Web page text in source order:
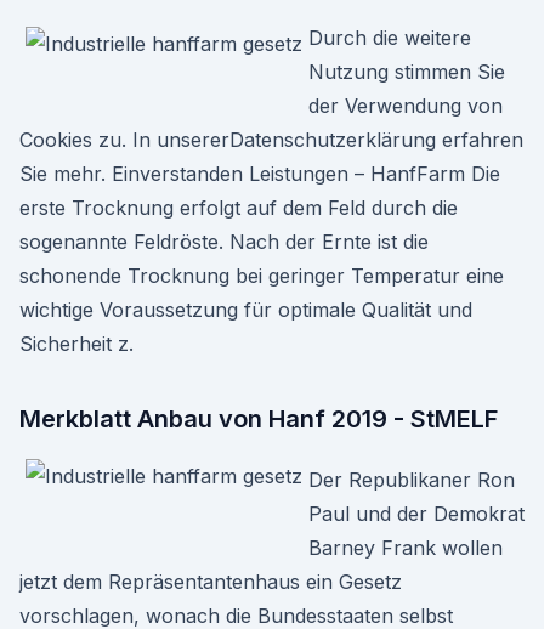
Durch die weitere
Nutzung stimmen Sie
der Verwendung von
Cookies zu. In unsererDatenschutzerklärung erfahren
Sie mehr. Einverstanden Leistungen – HanfFarm Die
erste Trocknung erfolgt auf dem Feld durch die
sogenannte Feldröste. Nach der Ernte ist die
schonende Trocknung bei geringer Temperatur eine
wichtige Voraussetzung für optimale Qualität und
Sicherheit z.
Merkblatt Anbau von Hanf 2019 - StMELF
Der Republikaner Ron
Paul und der Demokrat
Barney Frank wollen
jetzt dem Repräsentantenhaus ein Gesetz
vorschlagen, wonach die Bundesstaaten selbst